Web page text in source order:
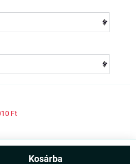
Ft
kosárba